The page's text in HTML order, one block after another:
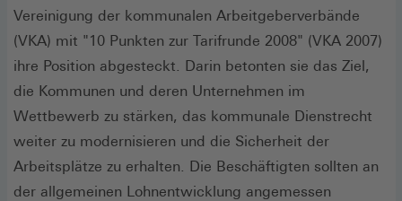
Vereinigung der kommunalen Arbeitgeberverbände
(VKA) mit "10 Punkten zur Tarifrunde 2008" (VKA 2007)
ihre Position abgesteckt. Darin betonten sie das Ziel,
die Kommunen und deren Unternehmen im
Wettbewerb zu stärken, das kommunale Dienstrecht
weiter zu modernisieren und die Sicherheit der
Arbeitsplätze zu erhalten. Die Beschäftigten sollten an
der allgemeinen Lohnentwicklung angemessen